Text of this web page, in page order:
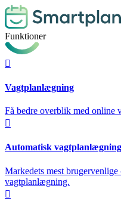
Funktioner

Vagtplanlægning
Få bedre overblik med online

Automatisk vagtplanlægning
Markedets mest
vagtplanlægning.
